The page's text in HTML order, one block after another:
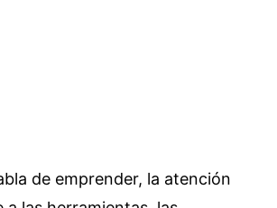
de emprender, la atención